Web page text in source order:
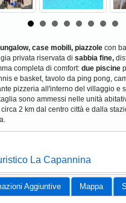
case mobili, piazzole con
privata riservata di sabbia fine,
completa di comfort: due piscine
e basket, tavolo da ping pong,
pizzeria all'interno del villaggio e
sono ammessi nelle unità
2 km dal centro città e dalla
La Capannina
Aggiuntive Mappa